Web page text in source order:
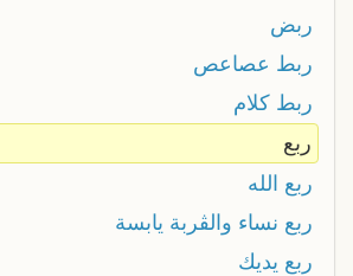
ربض
ربط عصاعص
ربط كلام
ربع
ربع الله
ربع نساء والڨربة يابسة
ربع يديك